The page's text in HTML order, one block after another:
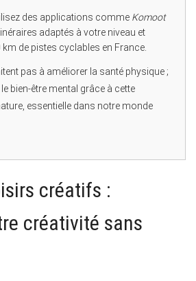
des applications comme Komoot
adaptés à votre niveau et
de pistes cyclables en France.
pas à améliorer la santé physique ;
bien-être mental grâce à cette
essentielle dans notre monde
créatifs :
créativité sans